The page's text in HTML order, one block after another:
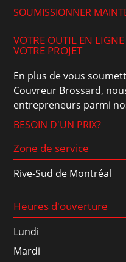
SOUMISSIONNER
VOTRE OUTIL EN
VOTRE PROJET
En plus de vous
Couvreur Brossard,
entrepreneurs parmi
BESOIN D'UN PRIX?
Zone de service
Rive-Sud de Montréal
Heures d'ouverture
Lundi
Mardi